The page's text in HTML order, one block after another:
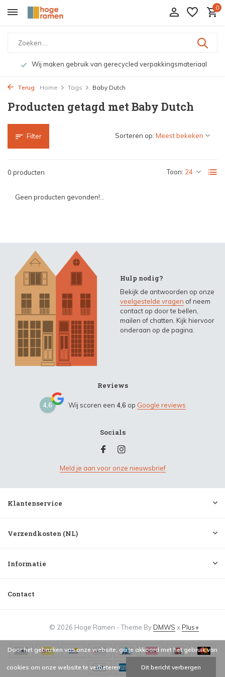
0
Wij maken gebruik van gerecycled verpakkingsmateriaal
Terug Home Tags Baby Dutch
Producten getagd met Baby Dutch
Filter
0 producten Toon:
Sorteren op:
Geen producten gevonden!...
Hulp nodig?
Bekijk de antwoorden op onze
veelgestelde vragen of neem
contact op door te bellen,
mailen of chatten. Kijk hiervoor
onderaan op de pagina.
Reviews
4,6 Wij scoren een 4,6 op Google reviews
Socials
Meld je aan voor onze nieuwsbrief
Klantenservice
Verzendkosten (NL)
Informatie
Contact
© 2026 Hoge Ramen - Theme ByDMWS xPlus+
Door het gebruiken van onze website, ga je akkoord met het gebruik van
cookies om onze website te verbeteren. Dit bericht verbergen